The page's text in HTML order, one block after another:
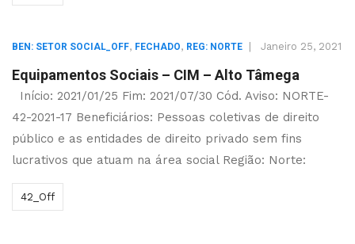
BEN: SETOR SOCIAL_OFF, FECHADO, REG: NORTE Janeiro 25, 2021
Equipamentos Sociais – CIM – Alto Tâmega
Início: 2021/01/25 Fim: 2021/07/30 Cód. Aviso: NORTE-
42-2021-17 Beneficiários: Pessoas coletivas de direito
público e as entidades de direito privado sem fins
lucrativos que atuam na área social Região: Norte:
42_Off